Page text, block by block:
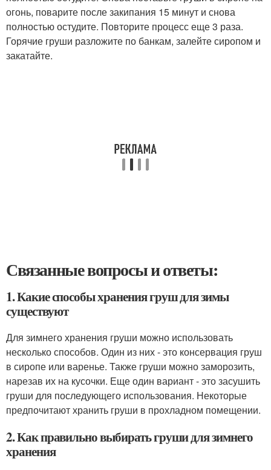
огонь, поварите после закипания 15 минут и снова
полностью остудите. Повторите процесс еще 3 раза.
Горячие груши разложите по банкам, залейте сиропом и
закатайте.
Связанные вопросы и ответы:
1. Какие способы хранения груш для зимы
существуют
Для зимнего хранения груши можно использовать
несколько способов. Один из них - это консервация груш
в сиропе или варенье. Также груши можно заморозить,
нарезав их на кусочки. Еще один вариант - это засушить
груши для последующего использования. Некоторые
предпочитают хранить груши в прохладном помещении.
2. Как правильно выбирать груши для зимнего
хранения